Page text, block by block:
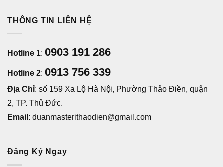
THÔNG TIN LIÊN HỆ
Hotline 1: 0903 191 286
Hotline 2: 0913 756 339
Địa Chỉ: số 159 Xa Lộ Hà Nội, Phường Thảo Điền, quận
2, TP. Thủ Đức.
Email : duanmasterithaodien@gmail.com
Đăng Ký Ngay